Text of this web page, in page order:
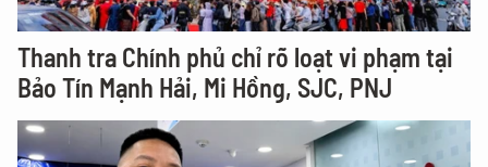
Thanh tra Chính phủ chỉ rõ loạt vi phạm tại
Bảo Tín Mạnh Hải, Mi Hồng, SJC, PNJ